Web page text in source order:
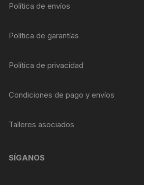
Política de envíos
Política de garantías
Política de privacidad
Condiciones de pago y envíos
Talleres asociados
SÍGANOS